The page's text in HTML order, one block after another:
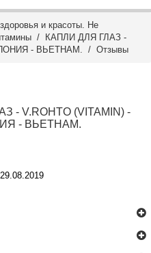
и красоты. Не
/ КАПЛИ ДЛЯ ГЛАЗ -
ЯПОНИЯ - ВЬЕТНАМ. / Отзывы
V.ROHTO (VITAMIN) -
- ВЬЕТНАМ.
29.08.2019